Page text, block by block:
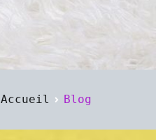
Accueil Blog